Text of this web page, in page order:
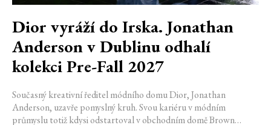
Dior vyráží do Irska. Jonathan
Anderson v Dublinu odhalí
kolekci Pre-Fall 2027
Současný kreativní ředitel módního domu Dior, Jonathan
Anderson, uzavře pomyslný kruh. Svou kariéru v módním
průmyslu totiž kdysi odstartoval v obchodním domě Brown